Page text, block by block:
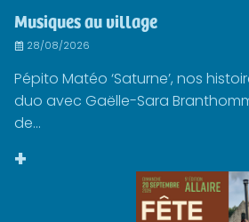
Musiques au village
28/08/2026
Pépito Matéo ‘Saturne’, nos
duo avec Gaëlle-Sara
de...
+